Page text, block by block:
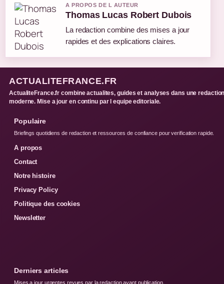
A PROPOS DE L AUTEUR
Thomas Lucas Robert Dubois
La redaction combine des mises a jour
rapides et des explications claires.
ACTUALITEFRANCE.FR
ActualiteFrance.fr combine actualites, guides et analyses dans une
moderne. Mise a jour en continu par l equipe editoriale.
Populaire
Briefings quotidiens de redaction et ressources de confiance pour verification rapide.
A propos
Contact
Notre histoire
Privacy Policy
Politique des cookies
Newsletter
Derniers articles
Mises a jour urgentes revues par la redaction avant publication.